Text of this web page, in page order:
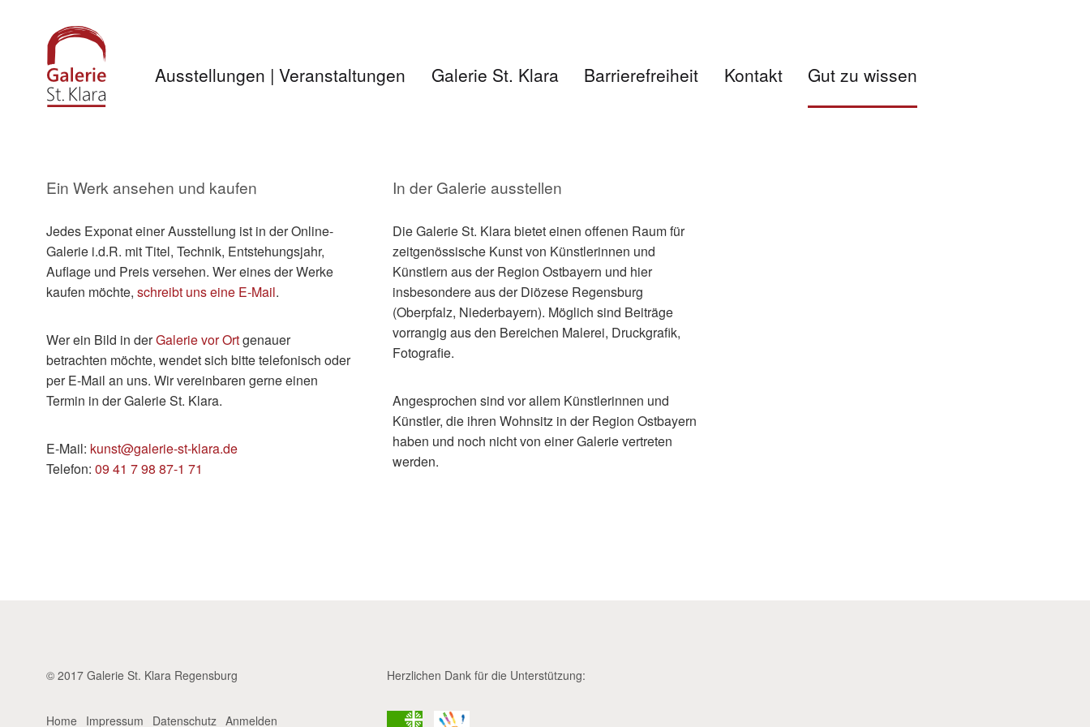
Ausstellungen | Veranstaltungen Galerie St. Klara Barrierefreiheit Kontakt Gut zu wissen
Ein Werk ansehen und kaufen
Jedes Exponat einer Ausstellung ist in der Online-
Galerie i.d.R. mit Titel, Technik, Entstehungsjahr,
Auflage und Preis versehen. Wer eines der Werke
kaufen möchte, schreibt uns eine E-Mail.
Wer ein Bild in derGalerie vor Ortgenauer
betrachten möchte, wendet sich bitte telefonisch oder
per E-Mail an uns. Wir vereinbaren gerne einen
Termin in der Galerie St. Klara.
E-Mail: kunst@galerie-st-klara.de
Telefon: 09 41 7 98 87-1 71
In der Galerie ausstellen
Die Galerie St. Klara bietet einen offenen Raum für
zeitgenössische Kunst von Künstlerinnen und
Künstlern aus der Region Ostbayern und hier
insbesondere aus der Diözese Regensburg
(Oberpfalz, Niederbayern). Möglich sind Beiträge
vorrangig aus den Bereichen Malerei, Druckgrafik,
Fotografie.
Angesprochen sind vor allem Künstlerinnen und
Künstler, die ihren Wohnsitz in der Region Ostbayern
haben und noch nicht von einer Galerie vertreten
werden.
© 2017 Galerie St. Klara Regensburg
Home Impressum Datenschutz Anmelden
Herzlichen Dank für die Unterstützung: